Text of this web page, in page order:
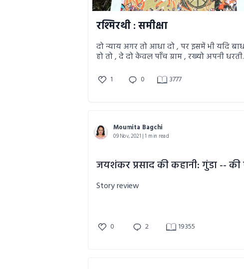
रश्मिरथी : समीक्षा
दो न्याय अगर तो आधा दो , पर इसमें भी यदि
हो तो , दे दो केवल पाँच ग्राम , रख्यो अपनी धरती
) हर सर्ग आपको आपके असल जीवन के मूल्य को
समझाने का अचूक प्रयास करेगा और शायद सफ़ल
1 0 3777
Moumita Bagchi
09 Nov, 2021 | 1 min read
Story review
0 2 19355